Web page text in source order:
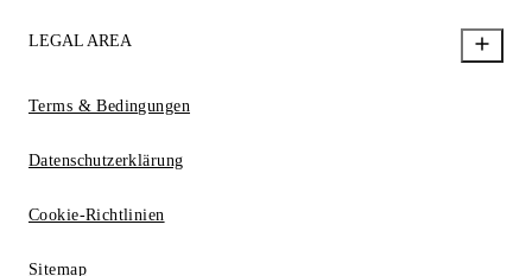
LEGAL AREA
Terms & Bedingungen
Datenschutzerklärung
Cookie-Richtlinien
Sitemap